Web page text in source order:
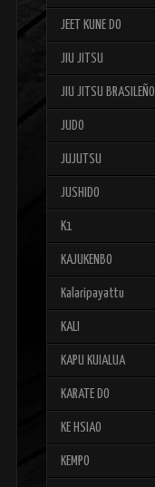
JEET KUNE DO
JIU JITSU
JIU JITSU BRASILEÑO
JUDO
JUJUTSU
JUSHIDO
K1
KAJUKENBO
Kalaripayattu
KALI
KAPU KUIALUA
KARATE DO
KE HSIAO
KEMPO